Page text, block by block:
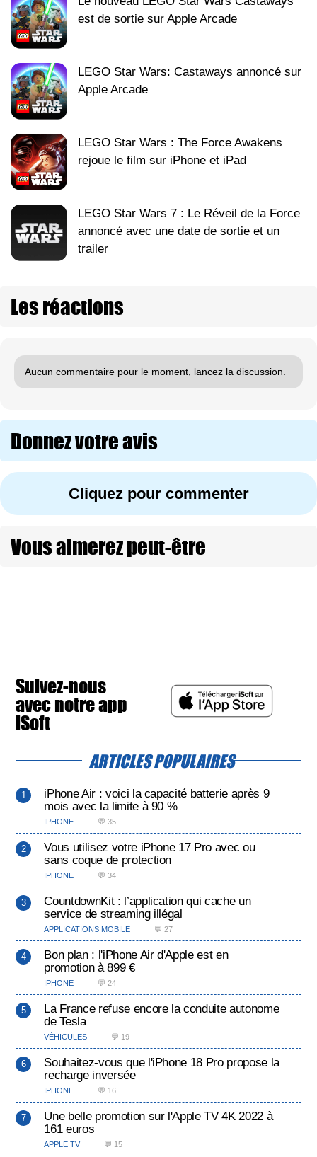
est de sortie sur Apple Arcade
LEGO Star Wars: Castaways annoncé sur
Apple Arcade
LEGO Star Wars : The Force Awakens
rejoue le film sur iPhone et iPad
LEGO Star Wars 7 : Le Réveil de la Force
annoncé avec une date de sortie et un
trailer
Les réactions
Aucun commentaire pour le moment, lancez la discussion.
Donnez votre avis
Cliquez pour commenter
Vous aimerez peut-être
Suivez-nous
avec notre app
iSoft
ARTICLES POPULAIRES
iPhone Air : voici la capacité batterie après 9
mois avec la limite à 90 %
IPHONE 💬 35
Vous utilisez votre iPhone 17 Pro avec ou
sans coque de protection
IPHONE 💬 34
CountdownKit : l’application qui cache un
service de streaming illégal
APPLICATIONS MOBILE 💬 27
Bon plan : l'iPhone Air d'Apple est en
promotion à 899 €
IPHONE 💬 24
La France refuse encore la conduite autonome
de Tesla
VÉHICULES 💬 19
Souhaitez-vous que l'iPhone 18 Pro propose la
recharge inversée
IPHONE 💬 16
Une belle promotion sur l'Apple TV 4K 2022 à
161 euros
APPLE TV 💬 15